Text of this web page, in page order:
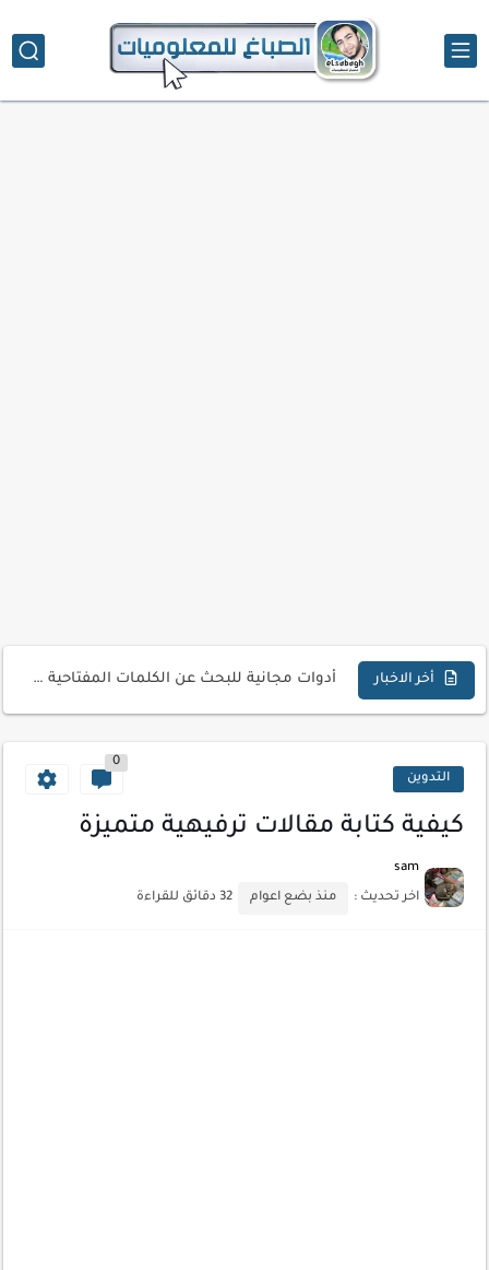
أخر الاخبار كيف تستفيد من تقنيات التعلم الآلي لتحليل بيانات الزوار
التدوين
0
كيفية كتابة مقالات ترفيهية متميزة
sam
اخر تحديث : منذ بضع اعوام 32 دقائق للقراءة